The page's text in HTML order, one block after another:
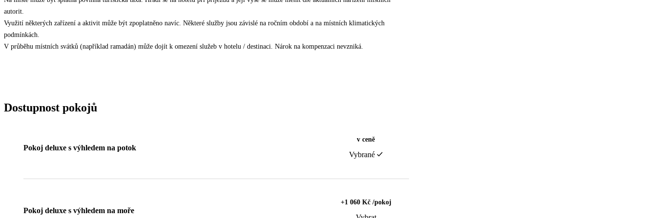
autorit.
Využití některých zařízení a aktivit může být zpoplatněno navíc. Některé služby jsou závislé na ročním období a na místních klimatických
podmínkách.
V průběhu místních svátků (například ramadán) může dojít k omezení služeb v hotelu / destinaci. Nárok na kompenzaci nevzniká.
Dostupnost pokojů
Pokoj deluxe s výhledem na potok
v ceně
Vybrané
Pokoj deluxe s výhledem na moře
+1 060 Kč /pokoj